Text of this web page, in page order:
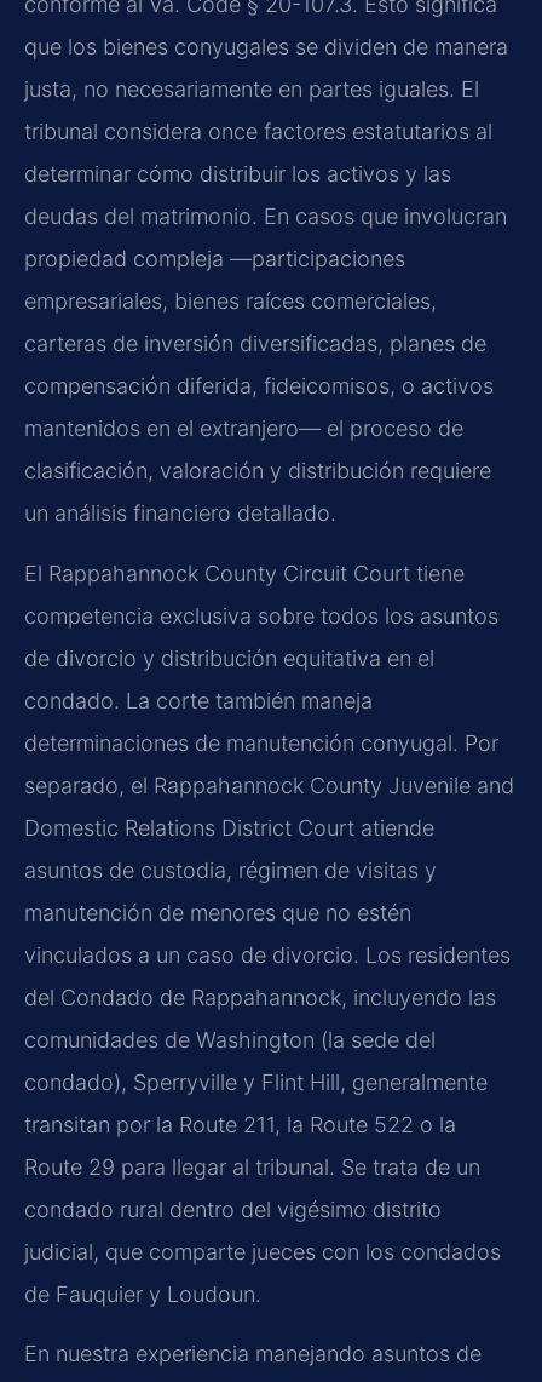
que los bienes conyugales se dividen de manera
justa, no necesariamente en partes iguales. El
tribunal considera once factores estatutarios al
determinar cómo distribuir los activos y las
deudas del matrimonio. En casos que involucran
propiedad compleja —participaciones
empresariales, bienes raíces comerciales,
carteras de inversión diversificadas, planes de
compensación diferida, fideicomisos, o activos
mantenidos en el extranjero— el proceso de
clasificación, valoración y distribución requiere
un análisis financiero detallado.
El Rappahannock County Circuit Court tiene
competencia exclusiva sobre todos los asuntos
de divorcio y distribución equitativa en el
condado. La corte también maneja
determinaciones de manutención conyugal. Por
separado, el Rappahannock County Juvenile and
Domestic Relations District Court atiende
asuntos de custodia, régimen de visitas y
manutención de menores que no estén
vinculados a un caso de divorcio. Los residentes
del Condado de Rappahannock, incluyendo las
comunidades de Washington (la sede del
condado), Sperryville y Flint Hill, generalmente
transitan por la Route 211, la Route 522 o la
Route 29 para llegar al tribunal. Se trata de un
condado rural dentro del vigésimo distrito
judicial, que comparte jueces con los condados
de Fauquier y Loudoun.
En nuestra experiencia manejando asuntos de